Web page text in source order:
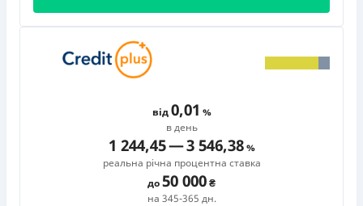
від0,01
в день
1 244,45—3 546,38
реальна річна процентна ставка
до50 000
на 345-365 дн.